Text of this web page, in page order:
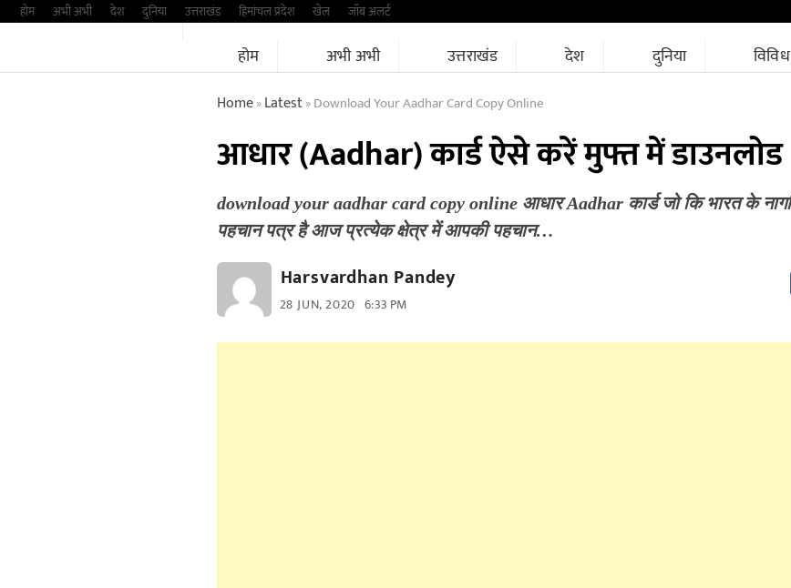
Skipहोम अभी अभी देश दुनिया उत्तराखंड हिमांचल प्रदेश खेल जॉब अलर्ट
होम अभी अभी उत्तराखंड देश दुनिया विविध
Home»Latest»Download Your Aadhar Card Copy Online
आधार (Aadhar) कार्ड ऐसे करें मुफ्त में डाउनलोड
download your aadhar card copy online आधार Aadhar कार्ड जो कि भारत के
पहचान पत्र है आज प्रत्येक क्षेत्र में आपकी पहचान…
Harsvardhan Pandey
28 JUN, 2020 6:33 PM